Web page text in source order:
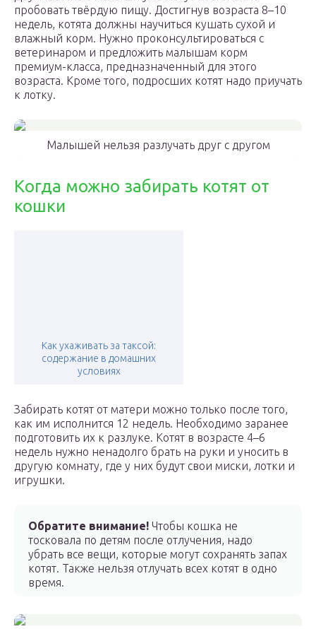
пробовать твёрдую пищу. Достигнув возраста 8–10
недель, котята должны научиться кушать сухой и
влажный корм. Нужно проконсультироваться с
ветеринаром и предложить малышам корм
премиум-класса, предназначенный для этого
возраста. Кроме того, подросших котят надо приучать
к лотку.
Малышей нельзя разлучать друг с другом
Когда можно забирать котят от
кошки
Как ухаживать за таксой:
содержание в домашних
условиях
Забирать котят от матери можно только после того,
как им исполнится 12 недель. Необходимо заранее
подготовить их к разлуке. Котят в возрасте 4–6
недель нужно ненадолго брать на руки и уносить в
другую комнату, где у них будут свои миски, лотки и
игрушки.
Обратите внимание! Чтобы кошка не
тосковала по детям после отлучения, надо
убрать все вещи, которые могут сохранять запах
котят. Также нельзя отлучать всех котят в одно
время.